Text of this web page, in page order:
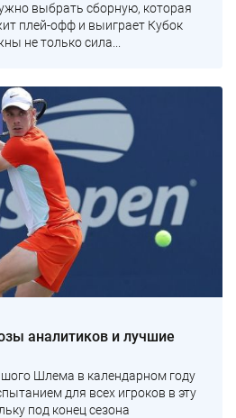
выбрать сборную, которая
плей-офф и выиграет Кубок
не только сила...
аналитиков и лучшие
Шлема в календарном году
для всех игроков в эту
под конец сезона